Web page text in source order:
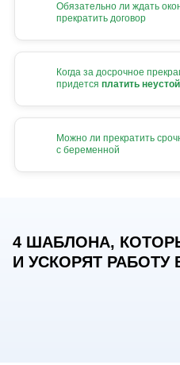
Обязательно ли ждать
прекратить договор
Когда за досрочное
придется платить
Можно ли прекратить
с беременной
4 ШАБЛОНА,
И УСКОРЯТ РАБОТУ